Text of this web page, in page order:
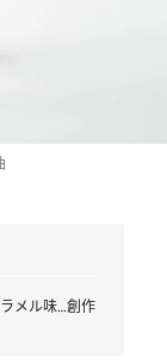
メル味…創作